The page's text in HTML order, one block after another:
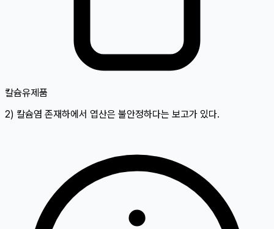
칼슘유제품
2) 칼슘염 존재하에서 엽산은 불안정하다는 보고가 있다.